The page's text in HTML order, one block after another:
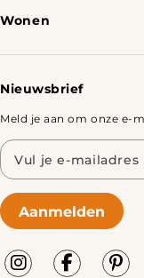
Wonen
Nieuwsbrief
Meld je aan om onze e-
E-
mailadres
Aanmelden